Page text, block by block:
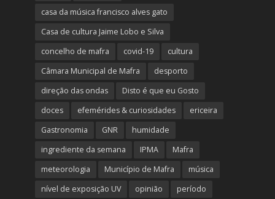
casa da música francisco alves gato
Casa de cultura Jaime Lobo e Silva
concelho de mafra
covid-19
cultura
Câmara Municipal de Mafra
desporto
direção das ondas
Disto é que eu Gosto
doces
efemérides & curiosidades
ericeira
Gastronomia
GNR
humidade
ingrediente da semana
IPMA
Mafra
meteorologia
Município de Mafra
música
nível de exposição UV
opinião período